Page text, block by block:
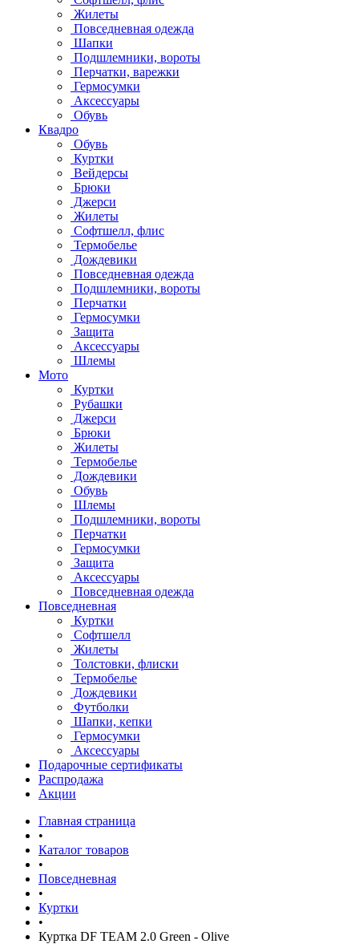
Жилеты
Повседневная одежда
Шапки
Подшлемники, вороты
Перчатки, варежки
Гермосумки
Аксессуары
Обувь
Квадро
Обувь
Куртки
Вейдерсы
Брюки
Джерси
Жилеты
Софтшелл, флис
Термобелье
Дождевики
Повседневная одежда
Подшлемники, вороты
Перчатки
Гермосумки
Защита
Аксессуары
Шлемы
Мото
Куртки
Рубашки
Джерси
Брюки
Жилеты
Термобелье
Дождевики
Обувь
Шлемы
Подшлемники, вороты
Перчатки
Гермосумки
Защита
Аксессуары
Повседневная одежда
Повседневная
Куртки
Софтшелл
Жилеты
Толстовки, флиски
Термобелье
Дождевики
Футболки
Шапки, кепки
Гермосумки
Аксессуары
Подарочные сертификаты
Распродажа
Акции
Главная страница
•
Каталог товаров
•
Повседневная
•
Куртки
•
Куртка DF TEAM 2.0 Green - Olive